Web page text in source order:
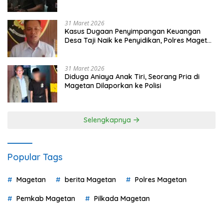
31 Maret 2026
Kasus Dugaan Penyimpangan Keuangan
Desa Taji Naik ke Penyidikan, Polres Magetan
31 Maret 2026
Diduga Aniaya Anak Tiri, Seorang Pria di
Magetan Dilaporkan ke Polisi
Selengkapnya
Popular Tags
Magetan berita Magetan Polres Magetan
Pemkab Magetan Pilkada Magetan